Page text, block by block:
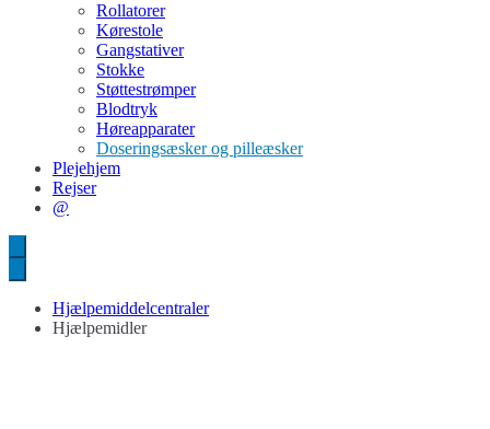
Rollatorer
Kørestole
Gangstativer
Stokke
Støttestrømper
Blodtryk
Høreapparater
Doseringsæsker og pilleæsker
Plejehjem
Rejser
@
Hjælpemiddelcentraler
Hjælpemidler